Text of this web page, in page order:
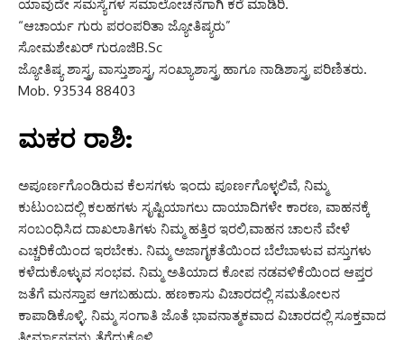
ಯಾವುದೇ ಸಮಸ್ಯೆಗಳ ಸಮಾಲೋಚನೆಗಾಗಿ ಕರೆ ಮಾಡಿರಿ.
“ಆಚಾರ್ಯ ಗುರು ಪರಂಪರಿತಾ ಜ್ಯೋತಿಷ್ಯರು”
ಸೋಮಶೇಖರ್ ಗುರೂಜಿB.Sc
ಜ್ಯೋತಿಷ್ಯ ಶಾಸ್ತ್ರ, ವಾಸ್ತುಶಾಸ್ತ್ರ, ಸಂಖ್ಯಾಶಾಸ್ತ್ರ ಹಾಗೂ ನಾಡಿಶಾಸ್ತ್ರ ಪರಿಣಿತರು.
Mob. 93534 88403
ಮಕರ ರಾಶಿ:
ಅಪೂರ್ಣಗೊಂಡಿರುವ ಕೆಲಸಗಳು ಇಂದು ಪೂರ್ಣಗೊಳ್ಳಲಿವೆ, ನಿಮ್ಮ
ಕುಟುಂಬದಲ್ಲಿ ಕಲಹಗಳು ಸೃಷ್ಟಿಯಾಗಲು ದಾಯಾದಿಗಳೇ ಕಾರಣ, ವಾಹನಕ್ಕೆ
ಸಂಬಂಧಿಸಿದ ದಾಖಲಾತಿಗಳು ನಿಮ್ಮ ಹತ್ತಿರ ಇರಲಿ,ವಾಹನ ಚಾಲನೆ ವೇಳೆ
ಎಚ್ಚರಿಕೆಯಿಂದ ಇರಬೇಕು. ನಿಮ್ಮ ಅಜಾಗೃಕತೆಯಿಂದ ಬೆಲೆಬಾಳುವ ವಸ್ತುಗಳು
ಕಳೆದುಕೊಳ್ಳುವ ಸಂಭವ. ನಿಮ್ಮ ಅತಿಯಾದ ಕೋಪ ನಡವಳಿಕೆಯಿಂದ ಆಪ್ತರ
ಜತೆಗೆ ಮನಸ್ತಾಪ ಆಗಬಹುದು. ಹಣಕಾಸು ವಿಚಾರದಲ್ಲಿ ಸಮತೋಲನ
ಕಾಪಾಡಿಕೊಳ್ಳಿ. ನಿಮ್ಮ ಸಂಗಾತಿ ಜೊತೆ ಭಾವನಾತ್ಮಕವಾದ ವಿಚಾರದಲ್ಲಿ ಸೂಕ್ತವಾದ